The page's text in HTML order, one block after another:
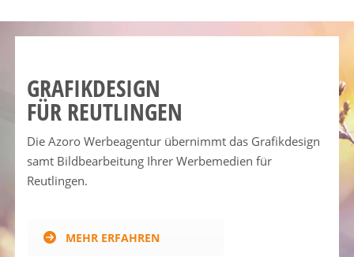
GRAFIKDESIGN
FÜR REUTLINGEN
Die Azoro Werbeagentur übernimmt das Grafikdesign
samt Bildbearbeitung Ihrer Werbemedien für
Reutlingen.
MEHR ERFAHREN